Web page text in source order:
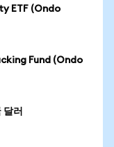
ETF (Ondo
Fund (Ondo
러